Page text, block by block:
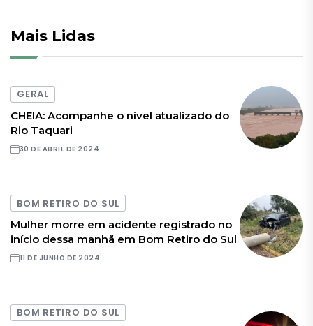
Mais Lidas
GERAL
CHEIA: Acompanhe o nível atualizado do
Rio Taquari
30 DE ABRIL DE 2024
BOM RETIRO DO SUL
Mulher morre em acidente registrado no
início dessa manhã em Bom Retiro do Sul
11 DE JUNHO DE 2024
BOM RETIRO DO SUL